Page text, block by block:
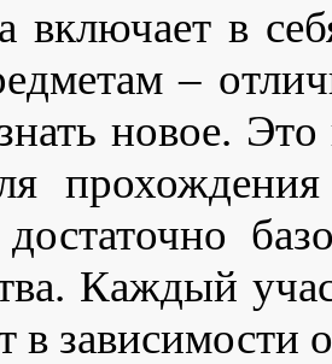
включает в
–
новое.
Каждый
в зависимости